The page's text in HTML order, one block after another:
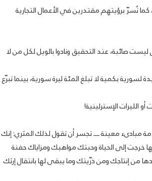
كما نُسرّ برؤيتهم مقتدرين في الأعمال التجارية
صائبة، عند التحقيق ونادوا بالويل لكل من لا
بكمية لا تبلغ المئة ليرة سورية، بينما تبرّع
الإسترلينية!
مبادىء معينة ــــ تجسر أن تقول لذلك المثري: إنك
إلى الحياة وحبتك مواهبك ومزاياك حفنة
من إنتاجك ومن ذرّيتك وما يبقى لها بانتقال إرثك